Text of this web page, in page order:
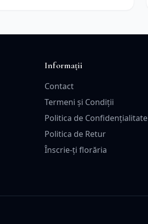
Informații
Contact
Termeni și Condiții
Politica de Confidențialitate
Politica de Retur
Înscrie-ți florăria